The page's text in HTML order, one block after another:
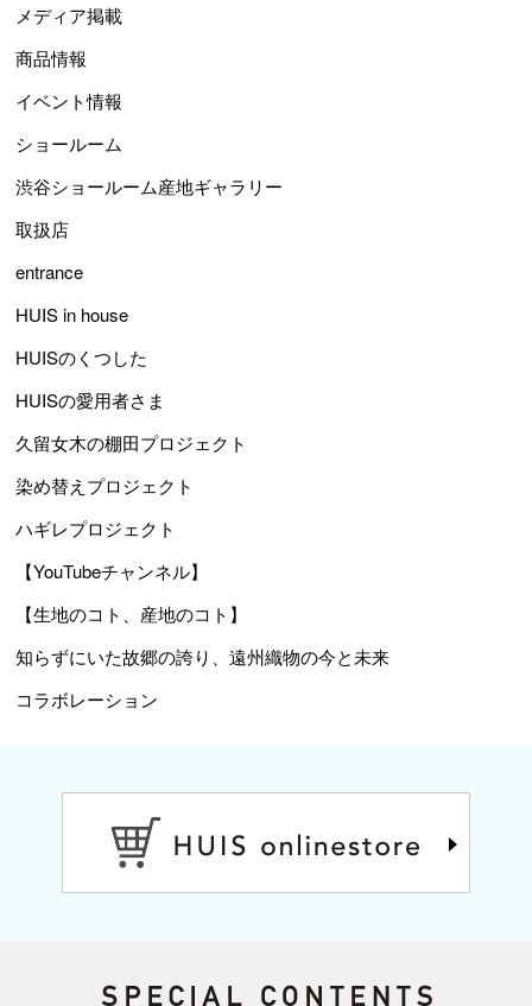
メディア掲載
商品情報
イベント情報
ショールーム
渋谷ショールーム産地ギャラリー
取扱店
entrance
HUIS in house
HUISのくつした
HUISの愛用者さま
久留女木の棚田プロジェクト
染め替えプロジェクト
ハギレプロジェクト
【YouTubeチャンネル】
【生地のコト、産地のコト】
知らずにいた故郷の誇り、遠州織物の今と未来
コラボレーション